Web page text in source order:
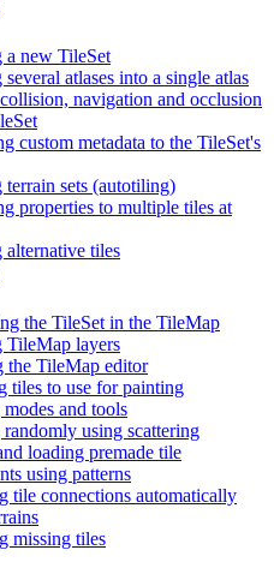
a new TileSet
atlases into a single atlas
navigation and occlusion
custom metadata to the TileSet's
terrain sets (autotiling)
properties to multiple tiles at
alternative tiles
the TileSet in the TileMap
TileMap layers
the TileMap editor
tiles to use for painting
and tools
using scattering
loading premade tile
using patterns
tile connections automatically
missing tiles